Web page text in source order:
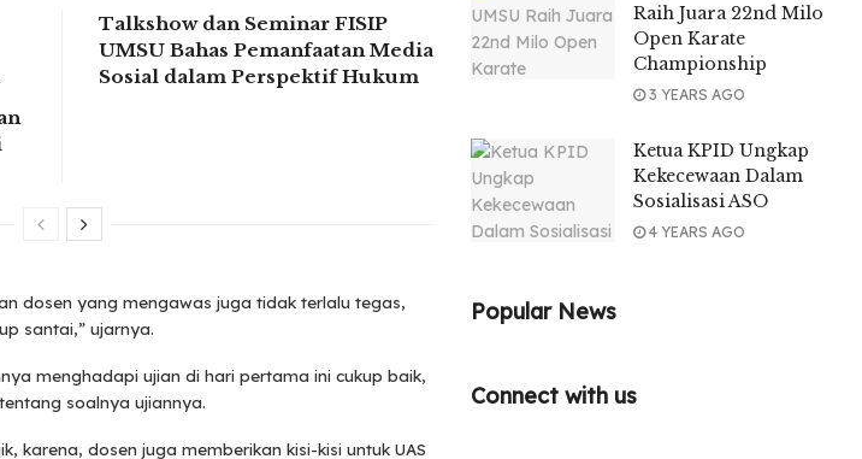
Talkshow dan Seminar FISIP
UMSU Bahas Pemanfaatan Media
Sosial dalam Perspektif Hukum
dosen yang mengawas juga tidak terlalu tegas,
santai,” ujarnya.
menghadapi ujian di hari pertama ini cukup baik,
soalnya ujiannya.
karena, dosen juga memberikan kisi-kisi untuk UAS
Raih Juara 22nd Milo
Open Karate
Championship
3 YEARS AGO
Ketua KPID Ungkap
Kekecewaan Dalam
Sosialisasi ASO
4 YEARS AGO
Popular News
Connect with us